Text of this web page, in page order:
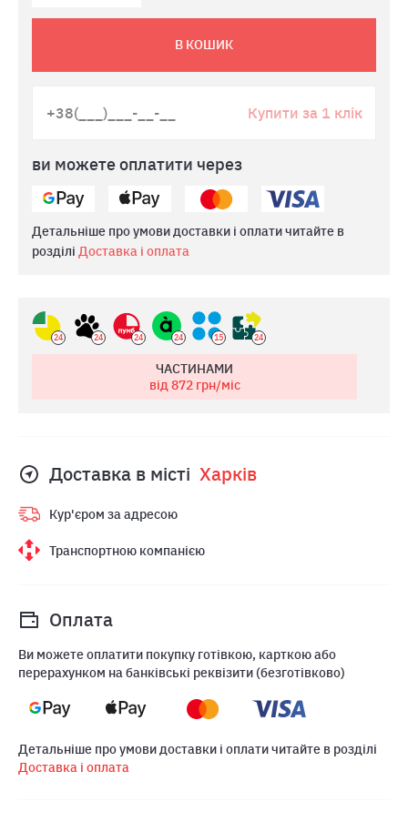
В КОШИК
Купити за 1 клік
ви можете оплатити через
Детальніше про умови доставки і оплати читайте в
розділі Доставка і оплата
24 24 24 24 15 24
ЧАСТИНАМИ
від 872грн/міс
Доставка в місті Харкiв
Кур'єром за адресою
Транспортною компанією
Оплата
Ви можете оплатити покупку готівкою, карткою або
перерахунком на банківські реквізити (безготівково)
Детальніше про умови доставки і оплати читайте в розділі
Доставка і оплата